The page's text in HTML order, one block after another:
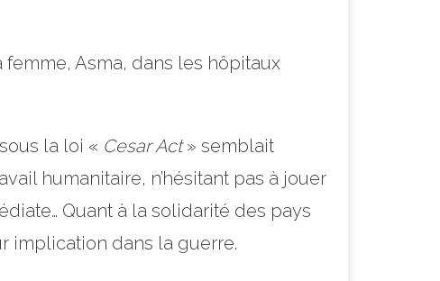
Asma, dans les hôpitaux
la loi « Cesar Act» semblait
humanitaire, n’hésitant pas à jouer
Quant à la solidarité des pays
implication dans la guerre.